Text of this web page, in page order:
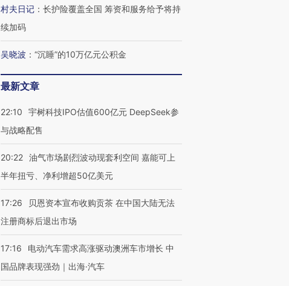
村夫日记 ： 长护险覆盖全国 筹资和服务给予将持
续加码
吴晓波 ： “沉睡”的10万亿元公积金
最新文章
22:10
宇树科技IPO估值600亿元 DeepSeek参
与战略配售
20:22 油气市场剧烈波动现套利空间 嘉能可上
半年扭亏、净利增超50亿美元
17:26
贝恩资本宣布收购贡茶 在中国大陆无法
注册商标后退出市场
17:16
电动汽车需求高涨驱动澳洲车市增长 中
国品牌表现强劲｜出海·汽车